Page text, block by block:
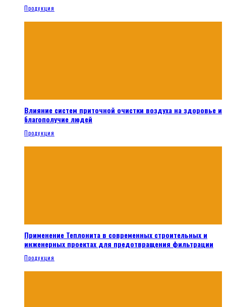
Продукция
Влияние систем приточной очистки воздуха на здоровье и
благополучие людей
Продукция
Применение Теплонита в современных строительных и
инженерных проектах для предотвращения фильтрации
Продукция